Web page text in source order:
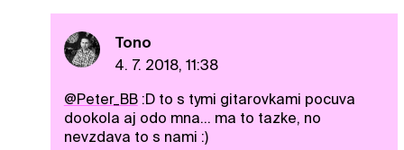
Tono
4. 7. 2018, 11:38
@Peter_BB:D to s tymi gitarovkami pocuva
dookola aj odo mna... ma to tazke, no
nevzdava to s nami :)